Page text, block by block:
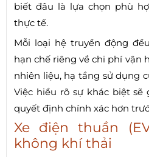
biết đâu là lựa chọn phù
thực tế.
Mỗi loại hệ truyền động
hạn chế riêng về chi phí vận
nhiên liệu, hạ tầng sử dụng
Việc hiểu rõ sự khác biệt
quyết định chính xác hơn
Xe điện thuần
không khí thải